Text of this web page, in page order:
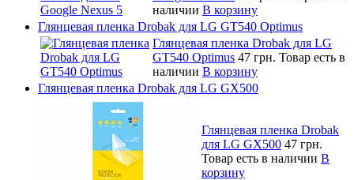
наличии В корзину
Глянцевая пленка Drobak для LG GT540 Optimus
Глянцевая пленка Drobak для LG
GT540 Optimus 47 грн. Товар есть в
наличии В корзину
Глянцевая пленка Drobak для LG GX500
Глянцевая пленка Drobak
для LG GX500 47 грн.
Товар есть в наличии В
корзину